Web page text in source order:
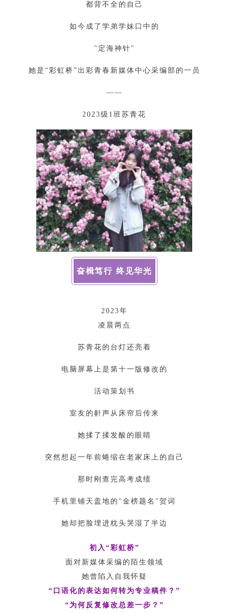
都背不全的自己
如今成了学弟学妹口中的
"定海神针"
她是“彩虹桥”出彩青春新媒体中心采编部的一员
——
2023级1班苏青花
奋楫笃行 终见华光
2023年
凌晨两点
苏青花的台灯还亮着
电脑屏幕上是第十一版修改的
活动策划书
室友的鼾声从床帘后传来
她揉了揉发酸的眼睛
突然想起一年前蜷缩在老家床上的自己
那时刚查完高考成绩
手机里铺天盖地的"金榜题名"贺词
她却把脸埋进枕头哭湿了半边
初入“彩虹桥”
面对新媒体采编的陌生领域
她曾陷入自我怀疑
“口语化的表达如何转为专业稿件？”
“为何反复修改总差一步？”